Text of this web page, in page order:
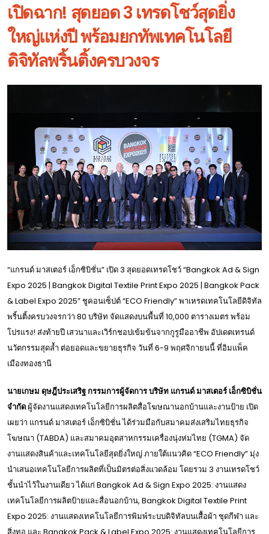
เปิดฉาก! สุดยอด 3 เทรดโชว์สุดยิ่ง
ใหญ่แห่งปี พร้อมยกทัพเทคโนโลยี
ดิจิทัลพริ้นติ้งครบวงจร
“แกรนด์ มาสเตอร์ เอ็กซิบิชั่น” เปิด 3 สุดยอดเทรดโชว์ “Bangkok Ad & Sign
Expo 2025 | Bangkok Digital Textile Print Expo 2025 | Bangkok Pack
& Label Expo 2025” ชูคอนเซ็ปต์ “ECO Friendly” พาเหรดเทคโนโลยีดิจิทัล
พริ้นติ้งครบวงจรกว่า 80 บริษัท จัดแสดงบนพื้นที่ 10,000 ตารางเมตร พร้อม
โปรแรง! ส่งท้ายปี เสวนาและเวิร์กชอปเข้มข้นจากกูรูมืออาชีพ อัปเดตเทรนด์
นวัตกรรมสุดล้ำ ต่อยอดและขยายธุรกิจ วันที่ 6-9 พฤศจิกายนนี้ ที่อิมแพ็ค
เมืองทองธานี
นายเกษม ดุษฎีประเสริฐ กรรมการผู้จัดการ บริษัท แกรนด์ มาสเตอร์ เอ็กซิบิชั่น
จำกัดผู้จัดงานแสดงเทคโนโลยีการผลิตสื่อโฆษณานอกบ้านและงานป้าย เปิด
เผยว่า แกรนด์ มาสเตอร์ เอ็กซิบิชั่น ได้ร่วมมือกับสมาคมส่งเสริมไทยธุรกิจ
โฆษณา (TABDA) และสมาคมอุตสาหกรรมเครื่องนุ่งห่มไทย (TGMA) จัด
งานแสดงสินค้าและเทคโนโลยีสุดยิ่งใหญ่ ภายใต้แนวคิด “ECO Friendly” มุ่ง
นำเสนอเทคโนโลยีการผลิตที่เป็นมิตรต่อสิ่งแวดล้อม โดยรวม 3 งานเทรดโชว์
ชั้นนำไว้ในงานเดียว ได้แก่ Bangkok Ad & Sign Expo 2025: งานแสดง
เทคโนโลยีการผลิตป้ายและสื่อนอกบ้าน, Bangkok Digital Textile Print
Expo 2025: งานแสดงเทคโนโลยีการพิมพ์ระบบดิจิทัลบนเสื้อผ้า ชุดกีฬา และ
สิ่งทอ และ Bangkok Pack & Label Expo 2025: งานแสดงเทคโนโลยีการ